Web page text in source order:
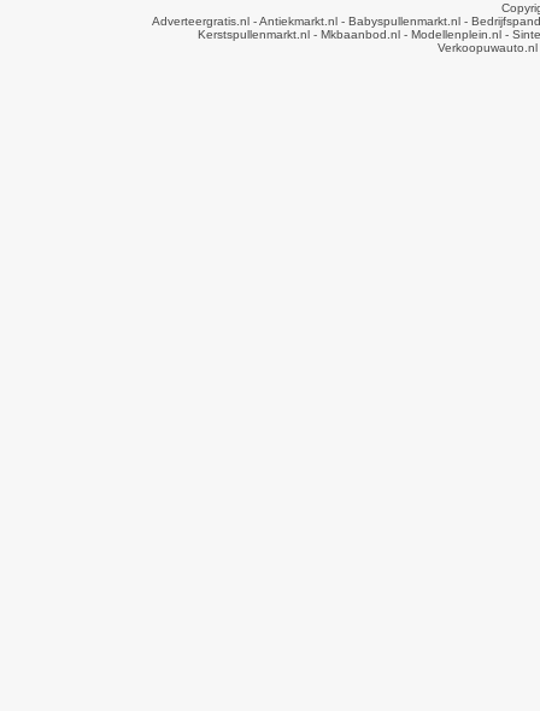
Adverteergratis.nl - Antiekmarkt.nl - Babyspullenmarkt.nl -
Kerstspullenmarkt.nl- Mkbaanbod.nl- Modellenplein.nl-
Verkoopuwauto.nl